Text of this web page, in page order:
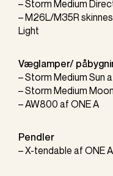
–Storm Medium
–M26L/M35R
Light
Væglamper/
–Storm Medium Sun
–Storm Medium Moon
–AW800 af ONE A
Pendler
–X-tendable af ONE A